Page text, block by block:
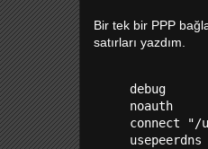
Bir tek bir PPP
satırları yazdım.
debug
noauth
connect
usepeerdns